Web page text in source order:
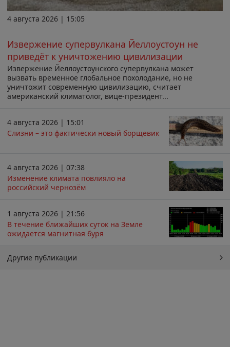
4 августа 2026 | 15:05
Извержение супервулкана Йеллоустоун не
приведёт к уничтожению цивилизации
Извержение Йеллоустоунского супервулкана может
вызвать временное глобальное похолодание, но не
уничтожит современную цивилизацию, считает
американский климатолог, вице-президент...
4 августа 2026 | 15:01
Слизни – это фактически новый борщевик
4 августа 2026 | 07:38
Изменение климата повлияло на
российский чернозём
1 августа 2026 | 21:56
В течение ближайших суток на Земле
ожидается магнитная буря
Другие публикации